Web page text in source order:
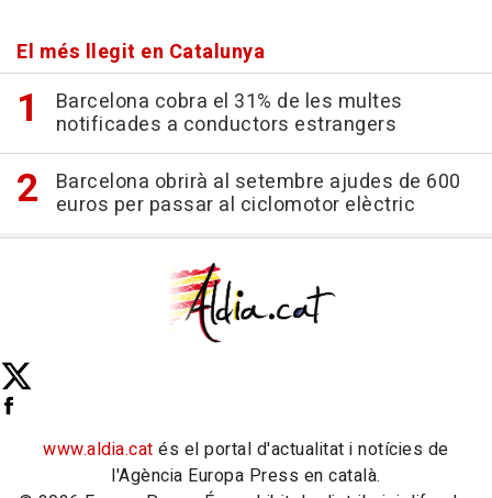
El més llegit en Catalunya
Barcelona cobra el 31% de les multes
notificades a conductors estrangers
Barcelona obrirà al setembre ajudes de 600
euros per passar al ciclomotor elèctric
www.aldia.cat és el portal d'actualitat i notícies de
l'Agència Europa Press en català.